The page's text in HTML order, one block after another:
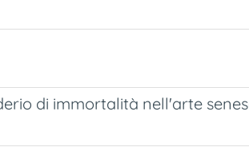
di immortalità nell'arte